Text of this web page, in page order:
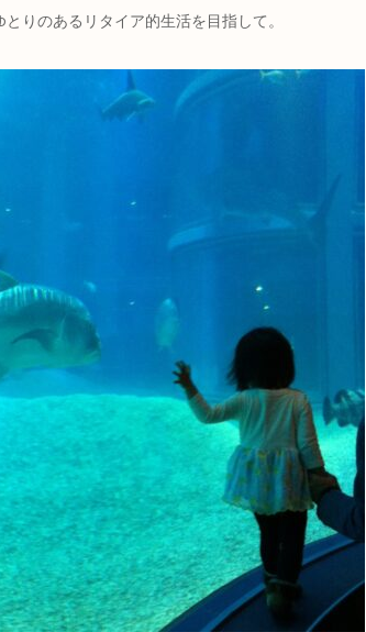
りのあるリタイア的生活を目指して。